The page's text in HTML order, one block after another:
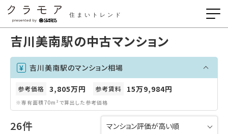
住まいトレンド
吉川美南駅の中古マンション
吉川美南駅のマンション相場
参考価格 3,805万円 参考賃料 15万9,984円
※専有面積70m²で算出した参考価格
26件